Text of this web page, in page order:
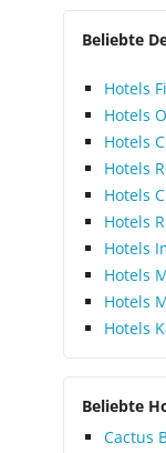
in der
Zimmer
stöckige
stöckige
ein
befindet
mit
Die
bestens
hierfür
Strand
Beliebte
Hotels
Hotels
Hotels
Hotels
Hotels
Hotels
Hotels
Hotels
Hotels
Hotels
Beliebte
Cactus